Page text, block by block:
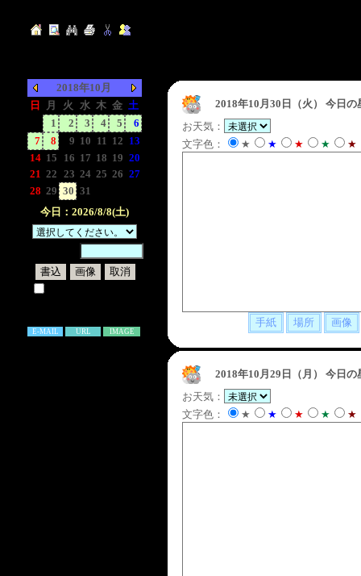
2018年10月
日
月 火 水 木 金 土
1 2 3 4 5
6
7
8 9 10 11 12 13
14 15 16 17 18 19 20
21 22 23 24 25 26 27
28 29 30 31
今日：2026/8/8(土)
E-MAIL URL IMAGE
2018年10月30日（火）
今日の
お天気：
文字色：
★ ★ ★ ★ ★
2018年10月29日（月）
今日の
お天気：
文字色：
★ ★ ★ ★ ★